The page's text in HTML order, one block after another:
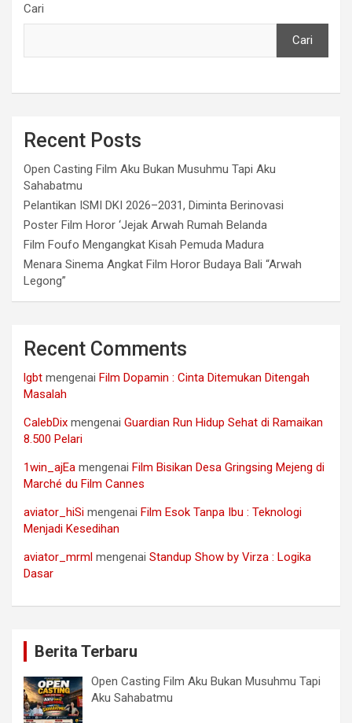
Cari
Cari
Recent Posts
Open Casting Film Aku Bukan Musuhmu Tapi Aku
Sahabatmu
Pelantikan ISMI DKI 2026–2031, Diminta Berinovasi
Poster Film Horor ‘Jejak Arwah Rumah Belanda
Film Foufo Mengangkat Kisah Pemuda Madura
Menara Sinema Angkat Film Horor Budaya Bali “Arwah
Legong”
Recent Comments
lgbt mengenai Film Dopamin : Cinta Ditemukan Ditengah
Masalah
CalebDix mengenai Guardian Run Hidup Sehat di Ramaikan
8.500 Pelari
1win_ajEa mengenai Film Bisikan Desa Gringsing Mejeng di
Marché du Film Cannes
aviator_hiSi mengenai Film Esok Tanpa Ibu : Teknologi
Menjadi Kesedihan
aviator_mrml mengenai Standup Show by Virza : Logika
Dasar
Berita Terbaru
Open Casting Film Aku Bukan Musuhmu Tapi
Aku Sahabatmu